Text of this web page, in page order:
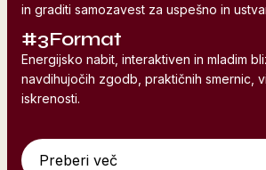
Preberi več
in graditi samozavest za uspešno in
#3Format
Energijsko nabit, interaktiven in mladim
navdihujočih zgodb, praktičnih smernic,
iskrenosti.